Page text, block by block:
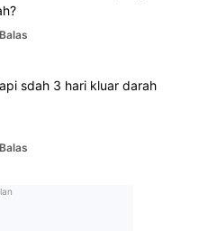
Balas
sdah 3 hari kluar darah
Balas